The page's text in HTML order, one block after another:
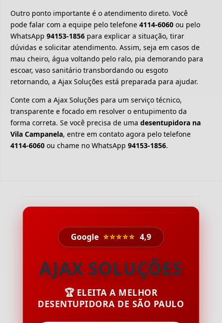
Outro ponto importante é o atendimento direto. Você
pode falar com a equipe pelo telefone 4114-6060 ou pelo
WhatsApp 94153-1856 para explicar a situação, tirar
dúvidas e solicitar atendimento. Assim, seja em casos de
mau cheiro, água voltando pelo ralo, pia demorando para
escoar, vaso sanitário transbordando ou esgoto
retornando, a Ajax Soluções está preparada para ajudar.
Conte com a Ajax Soluções para um serviço técnico,
transparente e focado em resolver o entupimento da
forma correta. Se você precisa de uma desentupidora na
Vila Campanela, entre em contato agora pelo telefone
4114-6060 ou chame no WhatsApp 94153-1856.
Google ⭐⭐⭐⭐⭐ 4,9
AJAX SOLUÇÕES
🏆 ELEITA A MELHOR
DESENTUPIDORA DE SÃO PAULO